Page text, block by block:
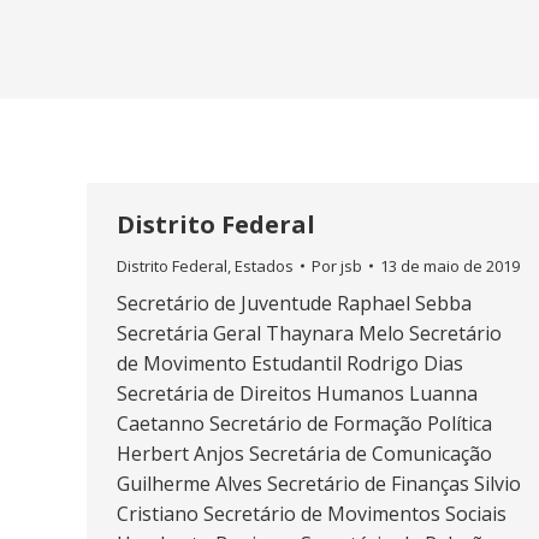
Distrito Federal
Distrito Federal,Estados Porjsb 13 de maio de 2019
Secretário de Juventude Raphael Sebba
Secretária Geral Thaynara Melo Secretário
de Movimento Estudantil Rodrigo Dias
Secretária de Direitos Humanos Luanna
Caetanno Secretário de Formação Política
Herbert Anjos Secretária de Comunicação
Guilherme Alves Secretário de Finanças Silvio
Cristiano Secretário de Movimentos Sociais